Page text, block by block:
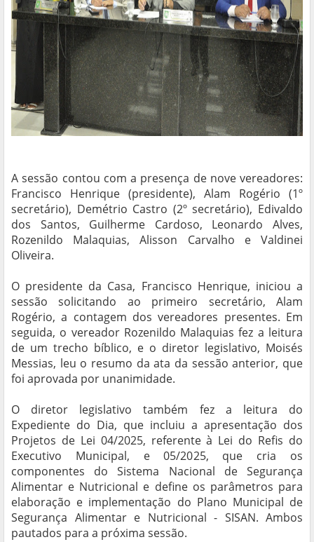
A sessão contou com a presença de nove vereadores:
Francisco Henrique (presidente), Alam Rogério (1º
secretário), Demétrio Castro (2º secretário), Edivaldo
dos Santos, Guilherme Cardoso, Leonardo Alves,
Rozenildo Malaquias, Alisson Carvalho e Valdinei
Oliveira.
O presidente da Casa, Francisco Henrique, iniciou a
sessão solicitando ao primeiro secretário, Alam
Rogério, a contagem dos vereadores presentes. Em
seguida, o vereador Rozenildo Malaquias fez a leitura
de um trecho bíblico, e o diretor legislativo, Moisés
Messias, leu o resumo da ata da sessão anterior, que
foi aprovada por unanimidade.
O diretor legislativo também fez a leitura do
Expediente do Dia, que incluiu a apresentação dos
Projetos de Lei 04/2025, referente à Lei do Refis do
Executivo Municipal, e 05/2025, que cria os
componentes do Sistema Nacional de Segurança
Alimentar e Nutricional e define os parâmetros para
elaboração e implementação do Plano Municipal de
Segurança Alimentar e Nutricional - SISAN. Ambos
pautados para a próxima sessão.